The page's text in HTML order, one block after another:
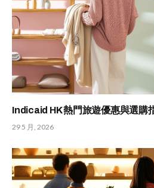
Indicaid HK 熱門旅遊優惠與選購
29 5 月, 2026